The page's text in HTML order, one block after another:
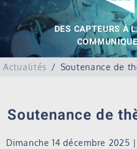
DES CAPTEURS À
Actualités Soutenance de
Soutenance de
Dimanche 14 décembre 2025 |